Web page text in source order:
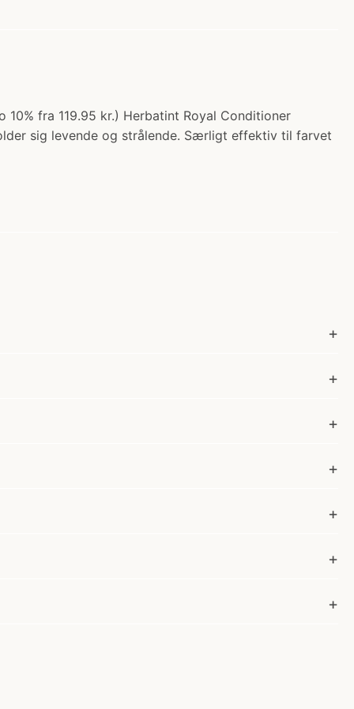
fra 119.95 kr.) Herbatint Royal Conditioner
sig levende og strålende. Særligt effektiv til farvet